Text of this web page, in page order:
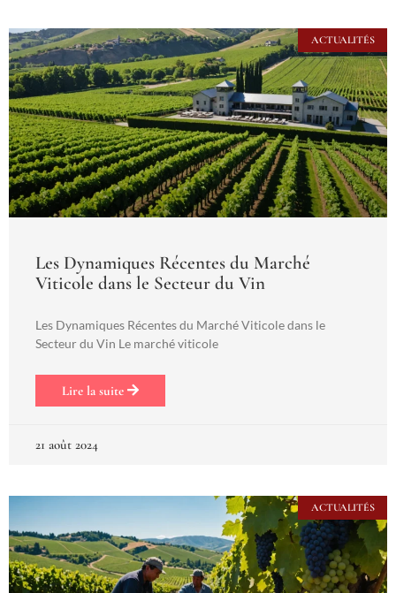
ACTUALITÉS
Les Dynamiques Récentes du Marché
Viticole dans le Secteur du Vin
Les Dynamiques Récentes du Marché Viticole dans le
Secteur du Vin Le marché viticole
Lire la suite
21 août 2024
ACTUALITÉS